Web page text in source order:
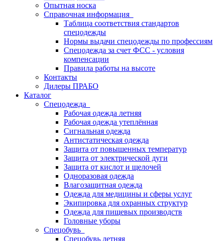
Опытная носка
Справочная информация
Таблица соответствия стандартов
спецодежды
Нормы выдачи спецодежды по профессиям
Спецодежда за счет ФСС - условия
компенсации
Правила работы на высоте
Контакты
Дилеры ПРАБО
Каталог
Спецодежда
Рабочая одежда летняя
Рабочая одежда утеплённая
Сигнальная одежда
Антистатическая одежда
Защита от повышенных температур
Защита от электрической дуги
Защита от кислот и щелочей
Одноразовая одежда
Влагозащитная одежда
Одежда для медицины и сферы услуг
Экипировка для охранных структур
Одежда для пищевых производств
Головные уборы
Спецобувь
Спецобувь летняя